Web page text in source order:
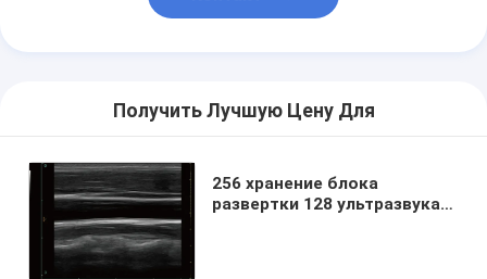
Получить Лучшую Цену Для
256 хранение блока
развертки 128 ультразвука